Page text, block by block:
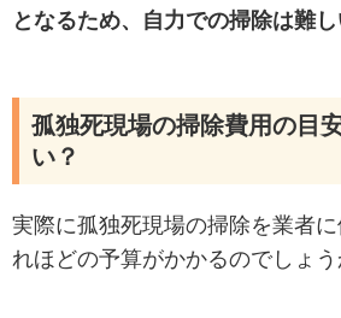
となるため、自力での掃除は難
孤独死現場の掃除費用の目
い？
実際に孤独死現場の掃除を業者
れほどの予算がかかるのでしょう